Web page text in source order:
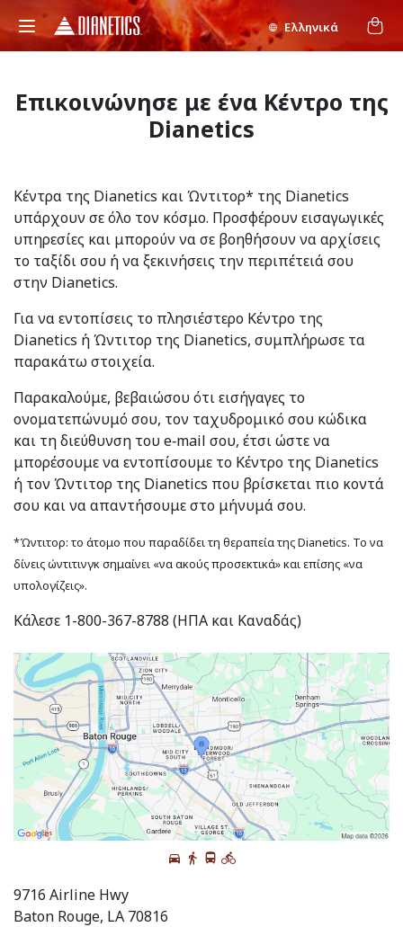
Ελληνικά
Επικοινώνησε με ένα Κέντρο της
Dianetics
Κέντρα της Dianetics και Ώντιτορ* της Dianetics
υπάρχουν σε όλο τον κόσμο. Προσφέρουν εισαγωγικές
υπηρεσίες και μπορούν να σε βοηθήσουν να αρχίσεις
το ταξίδι σου ή να ξεκινήσεις την περιπέτειά σου
στην Dianetics.
Για να εντοπίσεις το πλησιέστερο Κέντρο της
Dianetics ή Ώντιτορ της Dianetics, συμπλήρωσε τα
παρακάτω στοιχεία.
Παρακαλούμε, βεβαιώσου ότι εισήγαγες το
ονοματεπώνυμό σου, τον ταχυδρομικό σου κώδικα
και τη διεύθυνση του e‑mail σου, έτσι ώστε να
μπορέσουμε να εντοπίσουμε το Κέντρο της Dianetics
ή τον Ώντιτορ της Dianetics που βρίσκεται πιο κοντά
σου και να απαντήσουμε στο μήνυμά σου.
*Ώντιτορ: το άτομο που παραδίδει τη θεραπεία της Dianetics. Το να
δίνεις ώντιτινγκ σημαίνει «να ακούς προσεκτικά» και επίσης «να
υπολογίζεις».
Κάλεσε 1-800-367-8788 (ΗΠΑ και Καναδάς)
9716 Airline Hwy
Baton Rouge, LA 70816